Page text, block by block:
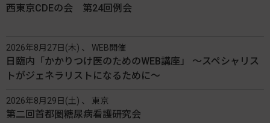
西東京CDEの会 第24回例会
2026年8月27日(木) 、 WEB開催
日臨内「かかりつけ医のためのWEB講座」 〜スペシャリス
トがジェネラリストになるために〜
2026年8月29日(土) 、 東京
第二回首都圏糖尿病看護研究会